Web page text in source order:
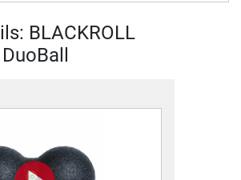
BLACKROLL